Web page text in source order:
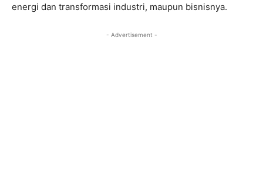
energi dan transformasi industri, maupun bisnisnya.
- Advertisement -